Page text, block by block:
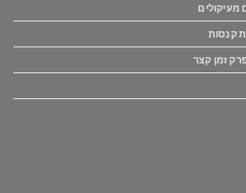
מעיקולים
קנסות
זמן קצר